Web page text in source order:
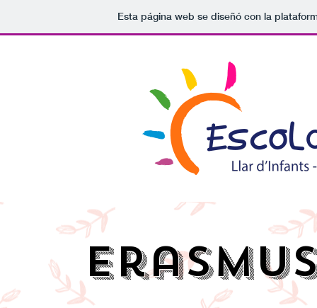
Esta página web se diseñó con la